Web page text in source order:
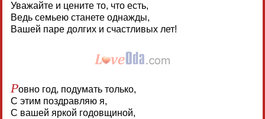
Уважайте и цените то, что есть,
Ведь семьею станете однажды,
Вашей паре долгих и счастливых лет!
Ровно год, подумать только,
С этим поздравляю я,
С вашей яркой годовщиной,